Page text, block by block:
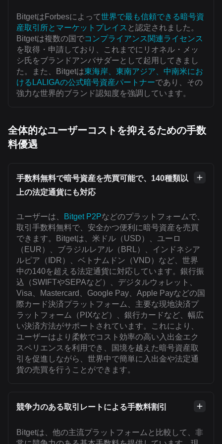
BitgetはForbesによって世界で最も信頼できる暗号資
産取引所とマーケットプレイス と認定されました。
Bitgetは複数の国でコンプライアンス関連ライセンス
を取得・申請しており、これまでにリオネル・メッ
シ氏をブランドアンバサダーとして起用してきまし
た。また、Bitgetは東海岸、東南アジア、中南米にお
けるLALIGAの公式暗号資産パートナーであり、その
強力な世界的ブランド認知度を強調しています。
全体的なユーザーコストを抑えるための手数
料優遇
手数料無料で暗号資産を売買可能で、140種類以
上の法定通貨にも対応
ユーザーは、 Bitget P2Pなどのプラットフォームで、
取引手数料無料で、安全かつ便利に暗号資産を売買
できます。Bitgetは、米ドル（USD）、ユーロ
（EUR）、ブラジルレアル（BRL）、インドネシア
ルピア（IDR）、ベトナムドン（VND）など、世界
中の140を超える法定通貨に対応しています。銀行振
込（SWIFTやSEPAなど）、デジタルウォレット、
Visa、Mastercard、Google Pay、Apple Payなどの国
際カード決済プラットフォーム、主要な現地決済プ
ラットフォーム（PIXなど）、銀行カードなど、幅広
い決済方法がサポートされています。これにより、
ユーザーはより柔軟でコスト効率の高い入出金エク
スペリエンスを利用でき、国境を越えた暗号資産取
引を促進しながら、世界中で簡単に入出金や法定通
貨の売買を行うことができます。
競争力のある取引レートによる手数料割引
Bitgetは、他の主流プラットフォームと比較して、非